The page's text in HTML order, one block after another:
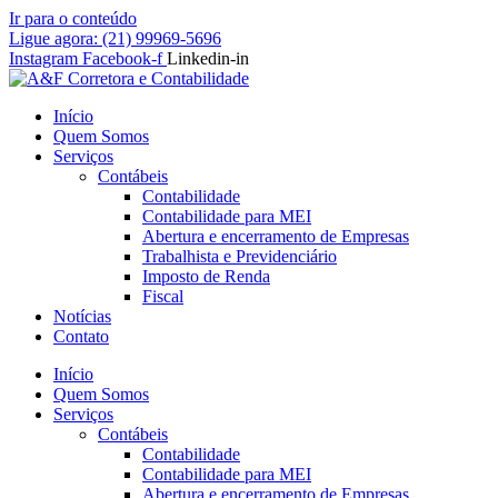
Ir para o conteúdo
Ligue agora: (21) 99969-5696
Instagram Facebook-f Linkedin-in
Início
Quem Somos
Serviços
Contábeis
Contabilidade
Contabilidade para MEI
Abertura e encerramento de Empresas
Trabalhista e Previdenciário
Imposto de Renda
Fiscal
Notícias
Contato
Início
Quem Somos
Serviços
Contábeis
Contabilidade
Contabilidade para MEI
Abertura e encerramento de Empresas